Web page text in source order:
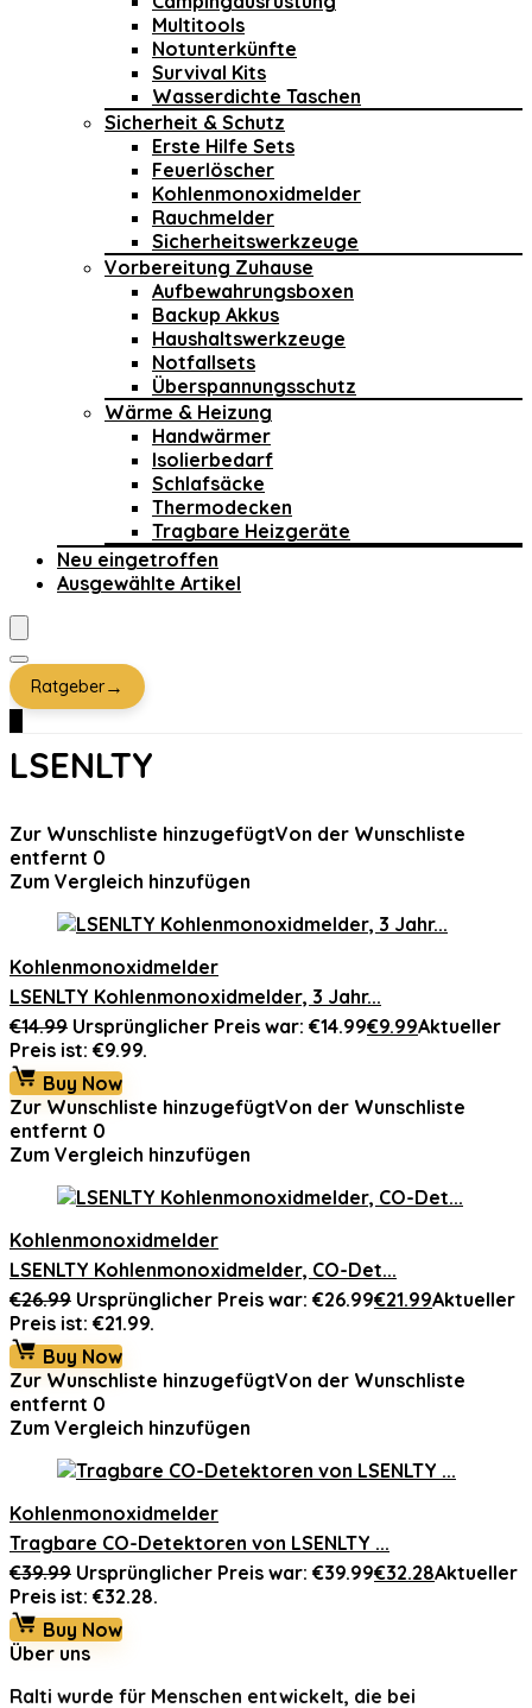
Multitools
Notunterkünfte
Survival Kits
Wasserdichte Taschen
Sicherheit & Schutz
Erste Hilfe Sets
Feuerlöscher
Kohlenmonoxidmelder
Rauchmelder
Sicherheitswerkzeuge
Vorbereitung Zuhause
Aufbewahrungsboxen
Backup Akkus
Haushaltswerkzeuge
Notfallsets
Überspannungsschutz
Wärme & Heizung
Handwärmer
Isolierbedarf
Schlafsäcke
Thermodecken
Tragbare Heizgeräte
Neu eingetroffen
Ausgewählte Artikel
Ratgeber→
LSENLTY
Zur Wunschliste hinzugefügtVon der Wunschliste
entfernt 0
Zum Vergleich hinzufügen
Kohlenmonoxidmelder
LSENLTY Kohlenmonoxidmelder, 3 Jahr...
€14.99 Ursprünglicher Preis war: €14.99€9.99Aktueller
Preis ist: €9.99.
Buy Now
Zur Wunschliste hinzugefügtVon der Wunschliste
entfernt 0
Zum Vergleich hinzufügen
Kohlenmonoxidmelder
LSENLTY Kohlenmonoxidmelder, CO-Det...
€26.99 Ursprünglicher Preis war: €26.99€21.99Aktueller
Preis ist: €21.99.
Buy Now
Zur Wunschliste hinzugefügtVon der Wunschliste
entfernt 0
Zum Vergleich hinzufügen
Kohlenmonoxidmelder
Tragbare CO-Detektoren von LSENLTY ...
€39.99 Ursprünglicher Preis war: €39.99€32.28Aktueller
Preis ist: €32.28.
Buy Now
Über uns
Ralti wurde für Menschen entwickelt, die bei